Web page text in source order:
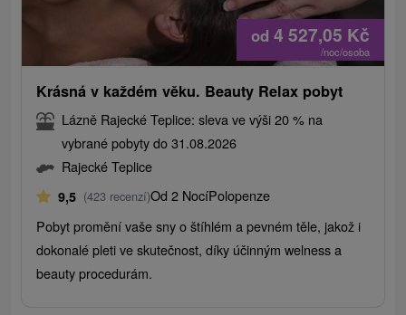
od 4 527,05 Kč
/noc/osoba
Krásná v každém věku. Beauty Relax pobyt
Lázně Rajecké Teplice: sleva ve výši 20 % na
vybrané pobyty do 31.08.2026
Rajecké Teplice
9,5 (423 recenzí)Od 2 NocíPolopenze
Pobyt promění vaše sny o štíhlém a pevném těle, jakož i
dokonalé pleti ve skutečnost, díky účinným welness a
beauty procedurám.